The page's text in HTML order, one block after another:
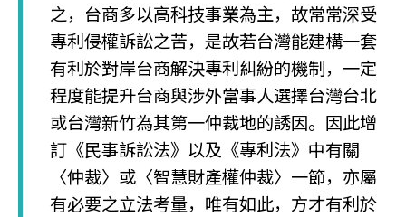
之，台商多以高科技事業為主，故常常深受
專利侵權訴訟之苦，是故若台灣能建構一套
有利於對岸台商解決專利糾紛的機制，一定
程度能提升台商與涉外當事人選擇台灣台北
或台灣新竹為其第一仲裁地的誘因。因此增
訂《民事訴訟法》以及《專利法》中有關
〈仲裁〉或〈智慧財產權仲裁〉一節，亦屬
有必要之立法考量，唯有如此，方才有利於